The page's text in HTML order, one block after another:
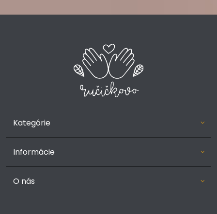
Kategórie
Informácie
O nás